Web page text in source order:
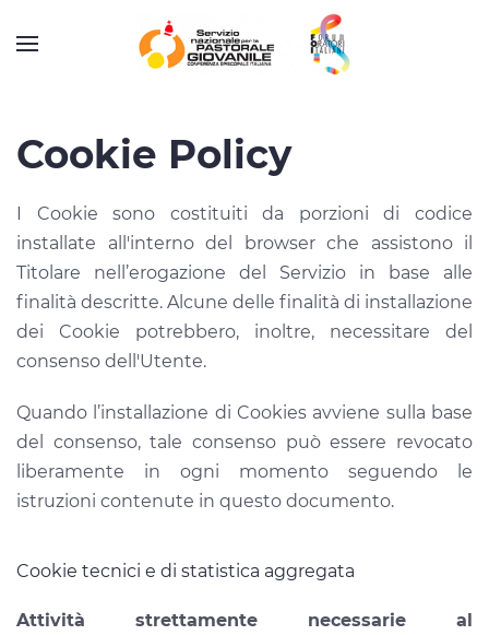
Cookie Policy
I Cookie sono costituiti da porzioni di codice
installate all'interno del browser che assistono il
Titolare nell’erogazione del Servizio in base alle
finalità descritte. Alcune delle finalità di installazione
dei Cookie potrebbero, inoltre, necessitare del
consenso dell'Utente.
Quando l’installazione di Cookies avviene sulla base
del consenso, tale consenso può essere revocato
liberamente in ogni momento seguendo le
istruzioni contenute in questo documento.
Cookie tecnici e di statistica aggregata
Attività strettamente necessarie al